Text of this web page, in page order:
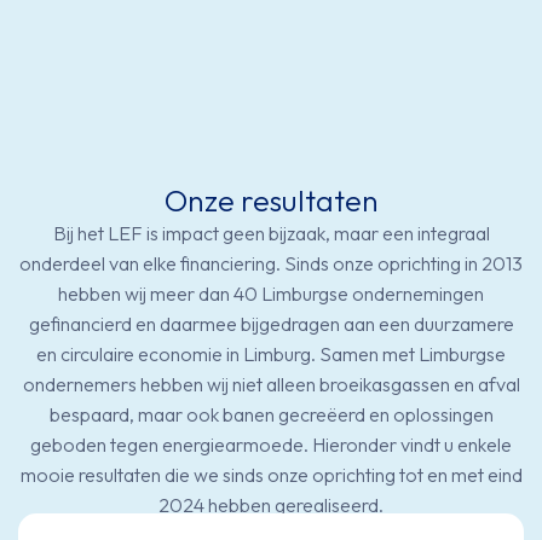
Onze resultaten
Bij het LEF is impact geen bijzaak, maar een integraal
onderdeel van elke financiering. Sinds onze oprichting in 2013
hebben wij meer dan 40 Limburgse ondernemingen
gefinancierd en daarmee bijgedragen aan een duurzamere
en circulaire economie in Limburg. Samen met Limburgse
ondernemers hebben wij niet alleen broeikasgassen en afval
bespaard, maar ook banen gecreëerd en oplossingen
geboden tegen energiearmoede. Hieronder vindt u enkele
mooie resultaten die we sinds onze oprichting tot en met eind
2024 hebben gerealiseerd.